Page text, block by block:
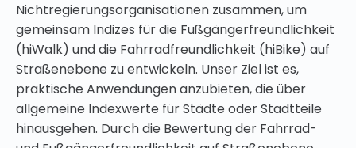
Nichtregierungsorganisationen zusammen, um
gemeinsam Indizes für die Fußgängerfreundlichkeit
(hiWalk) und die Fahrradfreundlichkeit (hiBike) auf
Straßenebene zu entwickeln. Unser Ziel ist es,
praktische Anwendungen anzubieten, die über
allgemeine Indexwerte für Städte oder Stadtteile
hinausgehen. Durch die Bewertung der Fahrrad-